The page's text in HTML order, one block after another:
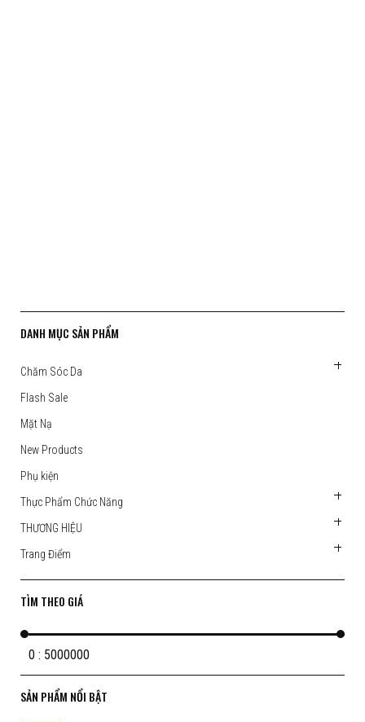
XEM NGAY
DANH MỤC SẢN PHẨM
Chăm Sóc Da
Flash Sale
Mặt Nạ
New Products
Phụ kiện
Thực Phẩm Chức Năng
THƯƠNG HIỆU
Trang Điểm
TÌM THEO GIÁ
0 : 5000000
SẢN PHẨM NỔI BẬT